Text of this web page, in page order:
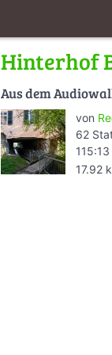
Hinterhof
Aus dem
von
62
17.92